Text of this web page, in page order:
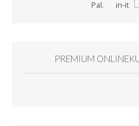
PREMIUM